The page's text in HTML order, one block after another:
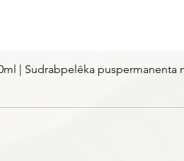
| Sudrabpelēka puspermanenta